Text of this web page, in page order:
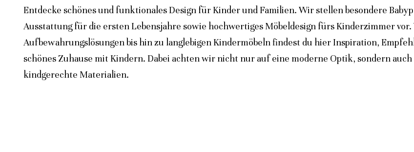
Entdecke schönes und funktionales Design für Kinder und Familien. Wir stellen besondere
Ausstattung für die ersten Lebensjahre sowie hochwertiges Möbeldesign fürs Kinderzimmer
Aufbewahrungslösungen bis hin zu langlebigen Kindermöbeln findest du hier Inspiration,
schönes Zuhause mit Kindern. Dabei achten wir nicht nur auf eine moderne Optik, sondern
kindgerechte Materialien.